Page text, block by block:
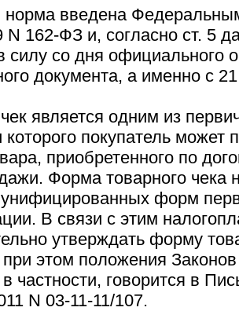
норма введена
N 162-ФЗ и, согласно ст. 5
силу со дня официального
документа, а именно с
является одним из
которого покупатель может
приобретенного по
Форма товарного чека
форм
В связи с этим
утверждать форму
этом положения
частности, говорится в
N 03-11-11/107.